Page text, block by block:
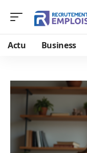
Actu Business